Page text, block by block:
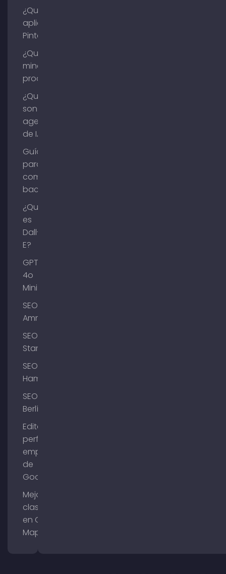
¿Qué es la
aplicación
Pinterest?
¿Qué es la
minería de
procesos?
¿Qué
son los
agentes
de IA?
Guía
para
comprar
backlinks
¿Qué
es
Dall-
E?
GPT-
4o
Mini
SEO
Ammersee
SEO
Starnberg
SEO
Hamburgo
SEO
Berlín
Editar el
perfil de
empresa
de
Google
Mejorar la
clasificación
en Google
Maps